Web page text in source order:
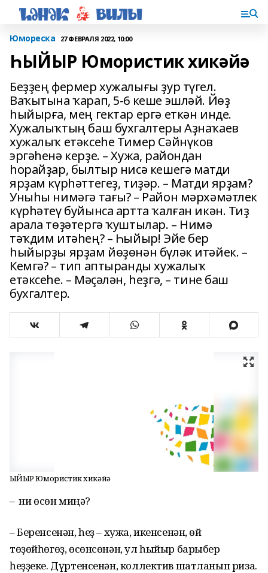
Юмореска 27 ФЕВРАЛЯ 2022, 10:00
ҺЫЙЫР Юмористик хикәйә
Беҙҙең фермер хужалығы ҙур түгел.
Ваҡытына ҡарап, 5-6 кеше эшләй. Йөҙ
һыйырға, мең гектар ергә еткән инде.
Хужалыҡтың баш бухгалтеры Аҙнаҡаев
хужалыҡ етәксеһе Тимер Сәйнүков
эргәһенә керҙе. – Хужа, райондан
һорайҙар, былтыр нисә кешегә матди
ярҙам күрһәттегеҙ, тиҙәр. – Матди ярҙам?
Уныһы нимәгә тағы? – Район мәрхәмәтлек
күрһәтеү буйынса артта ҡалған икән. Тиҙ
арала төҙәтергә ҡуштылар. – Нимә
тәҡдим итәһең? – Һыйыр! Эйе бер
һыйырҙы ярҙам йөҙөнән бүләк итәйек. –
Кемгә? – тип аптыранды хужалыҡ
етәксеһе. – Мәҫәлән, һеҙгә, – тине баш
бухгалтер.
ҺЫЙЫР Юмористик хикәйә
– Ә ни өсөн миңә?
– Беренсенән, һеҙ – хужа, икенсенән, өй
төҙөйһөгөҙ, өсөнсөнән, ул һыйыр барыбер
һеҙҙеке. Дүртенсенән, коллектив шатланып риза.